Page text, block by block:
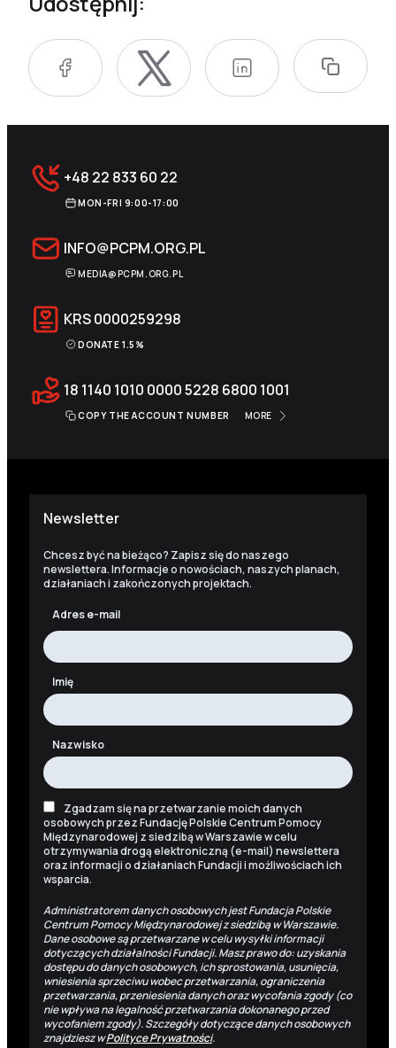
+48 22 833 60 22
MON-FRI 9:00-17:00
INFO@PCPM.ORG.PL
MEDIA@PCPM.ORG.PL
KRS0000259298
DONATE 1.5%
18 1140 1010 0000 5228 6800 1001
COPY THE ACCOUNT NUMBER MORE
Newsletter
Chcesz być na bieżąco? Zapisz się do naszego
newslettera. Informacje o nowościach, naszych planach,
działaniach i zakończonych projektach.
Adres e-mail
Imię
Nazwisko
Zgadzam się na przetwarzanie moich danych
osobowych przez Fundację Polskie Centrum Pomocy
Międzynarodowej z siedzibą w Warszawie w celu
otrzymywania drogą elektroniczną (e-mail) newslettera
oraz informacji o działaniach Fundacji i możliwościach ich
wsparcia.
Administratorem danych osobowych jest Fundacja Polskie
Centrum Pomocy Międzynarodowej z siedzibą w Warszawie.
Dane osobowe są przetwarzane w celu wysyłki informacji
dotyczących działalności Fundacji. Masz prawo do: uzyskania
dostępu do danych osobowych, ich sprostowania, usunięcia,
wniesienia sprzeciwu wobec przetwarzania, ograniczenia
przetwarzania, przeniesienia danych oraz wycofania zgody (co
nie wpływa na legalność przetwarzania dokonanego przed
wycofaniem zgody). Szczegóły dotyczące danych osobowych
znajdziesz wPolityce Prywatności.